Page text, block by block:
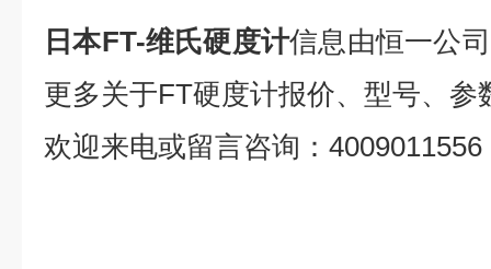
日本FT-维氏硬度计信息由恒一公
更多关于FT硬度计报价、型号、参
欢迎来电或留言咨询：4009011556